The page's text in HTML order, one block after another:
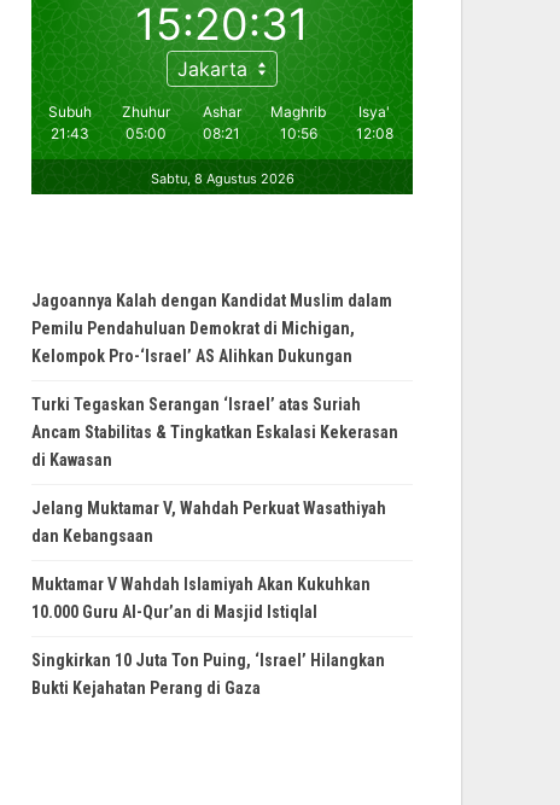
Jagoannya Kalah dengan Kandidat Muslim dalam
Pemilu Pendahuluan Demokrat di Michigan,
Kelompok Pro-‘Israel’ AS Alihkan Dukungan
Turki Tegaskan Serangan ‘Israel’ atas Suriah
Ancam Stabilitas & Tingkatkan Eskalasi Kekerasan
di Kawasan
Jelang Muktamar V, Wahdah Perkuat Wasathiyah
dan Kebangsaan
Muktamar V Wahdah Islamiyah Akan Kukuhkan
10.000 Guru Al-Qur’an di Masjid Istiqlal
Singkirkan 10 Juta Ton Puing, ‘Israel’ Hilangkan
Bukti Kejahatan Perang di Gaza